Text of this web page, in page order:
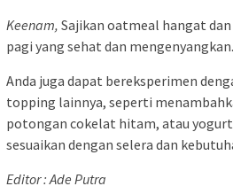
Keenam, Sajikan oatmeal hangat
pagi yang sehat dan mengenyangkan.
Anda juga dapat bereksperimen
topping lainnya, seperti
potongan cokelat hitam, atau yogurt
sesuaikan dengan selera dan
Editor : Ade Putra